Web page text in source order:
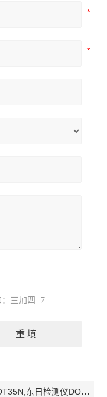
三加四=7
检测仪DOT35N， DOT35N